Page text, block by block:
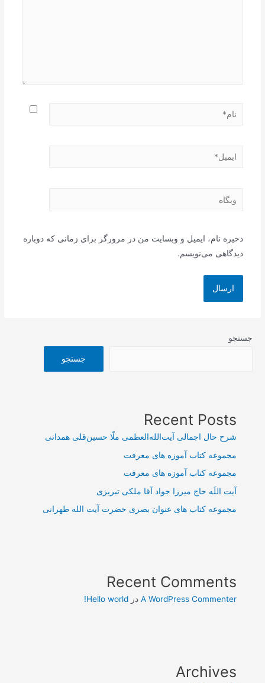
نام*
ایمیل*
وبگاه
ذخیره نام، ایمیل و وبسایت من در مرورگر برای زمانی که دوباره
دیدگاهی می‌نویسم.
جستجو
جستجو
Recent Posts
شرح حال اجمالی آیت‌الله‌العظمی ملّا حسین‌قلی همدانی
مجموعه کتاب آموزه های معرفت
مجموعه کتاب آموزه های معرفت
آیت اللَه حاج میرزا جواد آقا ملکی تبریزی
مجموعه کتاب های عنوان بصری حضرت آیت الله طهرانی
Recent Comments
A WordPress Commenter درHello world!
Archives